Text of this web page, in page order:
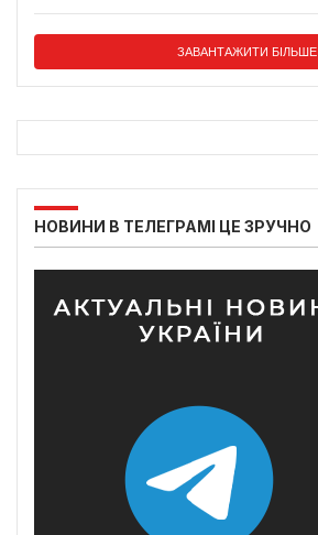
ЗАВАНТАЖИТИ БІЛЬШЕ
НОВИНИ В ТЕЛЕГРАМІ ЦЕ ЗРУЧНО